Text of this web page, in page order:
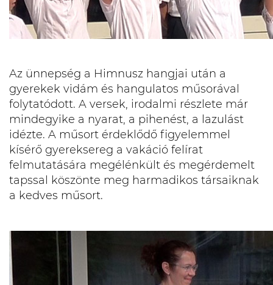
Az ünnepség a Himnusz hangjai után a
gyerekek vidám és hangulatos műsorával
folytatódott. A versek, irodalmi részlete már
mindegyike a nyarat, a pihenést, a lazulást
idézte. A műsort érdeklődő figyelemmel
kísérő gyereksereg a vakáció felírat
felmutatására megélénkült és megérdemelt
tapssal köszönte meg harmadikos társaiknak
a kedves műsort.